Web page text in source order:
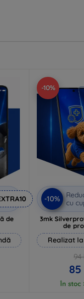
de
-10%
-10%
cu
3mk
de
Realizat
94
În stoc